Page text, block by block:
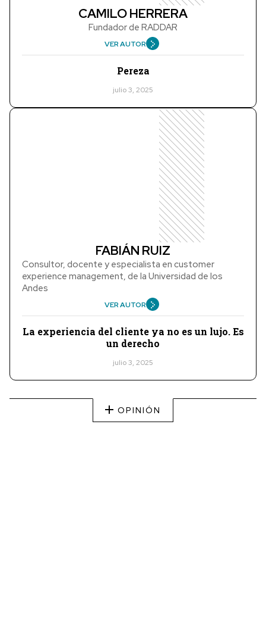
CAMILO HERRERA
Fundador de RADDAR
VER AUTOR
Pereza
julio 3, 2025
FABIÁN RUIZ
Consultor, docente y especialista en customer
experience management, de la Universidad de los
Andes
VER AUTOR
La experiencia del cliente ya no es un lujo. Es
un derecho
julio 3, 2025
OPINIÓN